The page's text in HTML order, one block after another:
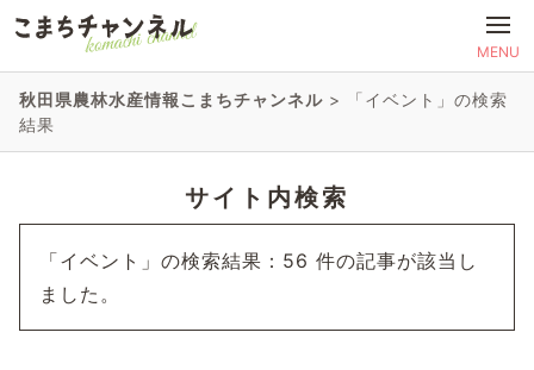
MENU
秋田県農林水産情報こまちチャンネル >
「イベント」の検索
結果
サイト内検索
「イベント」の検索結果：56 件の記事が該当し
ました。